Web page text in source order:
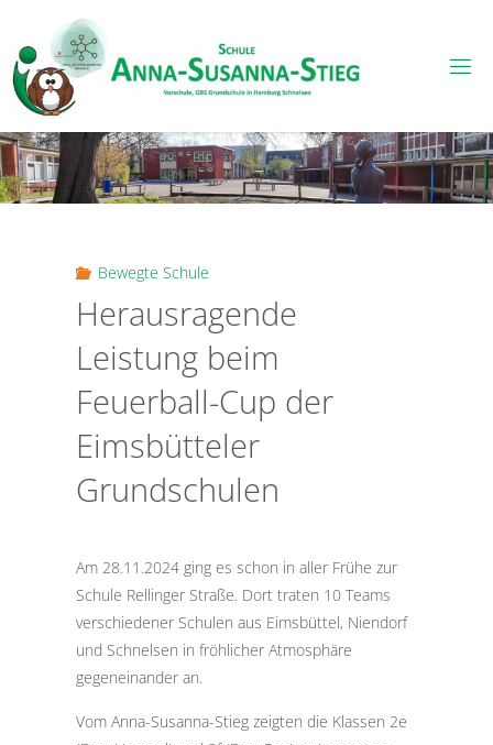
content
Bewegte Schule
Herausragende
Leistung beim
Feuerball-Cup der
Eimsbütteler
Grundschulen
Am 28.11.2024 ging es schon in aller Frühe zur
Schule Rellinger Straße. Dort traten 10 Teams
verschiedener Schulen aus Eimsbüttel, Niendorf
und Schnelsen in fröhlicher Atmosphäre
gegeneinander an.
Vom Anna-Susanna-Stieg zeigten die Klassen 2e